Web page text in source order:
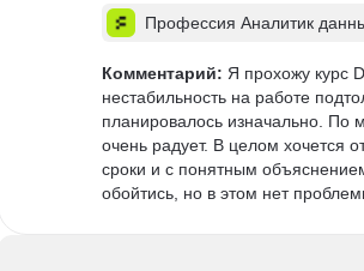
Профессия Аналитик
Комментарий: Я прохожу курс
нестабильность на работе
планировалось изначально. По
очень радует. В целом хочется
сроки и с понятным
обойтись, но в этом нет